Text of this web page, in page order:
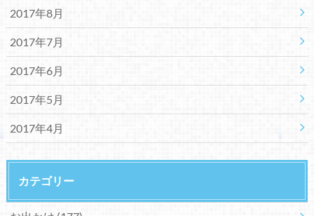
2017年8月
2017年7月
2017年6月
2017年5月
2017年4月
カテゴリー